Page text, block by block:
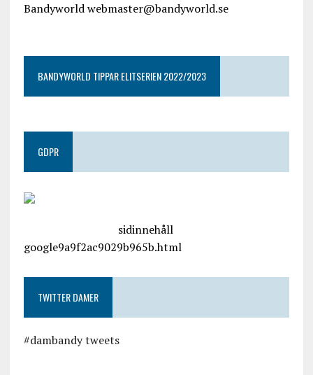
Bandyworld webmaster@bandyworld.se
BANDYWORLD TIPPAR ELITSERIEN 2022/2023
GDPR
sidinnehåll
google9a9f2ac9029b965b.html
TWITTER DAMER
#dambandy tweets